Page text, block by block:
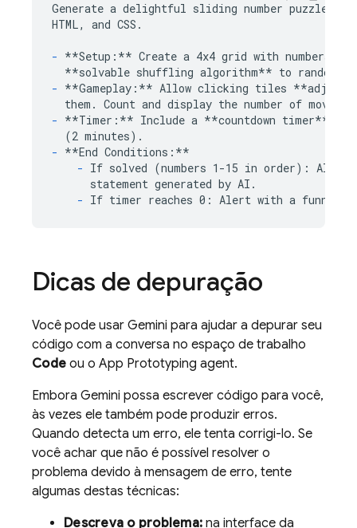
Generate a delightful sliding number puzzle
HTML, and CSS.
- **Setup:** Create a 4x4 grid with numbers 1-
**solvable shuffling algorithm**
- **Gameplay:** Allow clicking tiles
- **Timer:** Include a **countdown timer**
- **End Conditions:**
- If solved (numbers 1-15 in order): Alert
-
Dicas de depuração
Você pode usar Gemini para ajudar a depurar seu
código com a conversa no espaço de trabalho
Code ou o App Prototyping agent.
Embora Gemini possa escrever código para você,
às vezes ele também pode produzir erros.
Quando detecta um erro, ele tenta corrigi-lo. Se
você achar que não é possível resolver o
problema devido à mensagem de erro, tente
algumas destas técnicas:
Descreva o problema: na interface da